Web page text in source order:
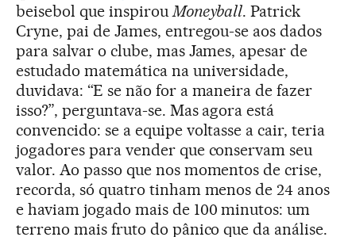
beisebol que inspirouMoneyball. Patrick
Cryne, pai de James, entregou-se aos dados
para salvar o clube, mas James, apesar de
estudado matemática na universidade,
duvidava: “E se não for a maneira de fazer
isso?”, perguntava-se. Mas agora está
convencido: se a equipe voltasse a cair, teria
jogadores para vender que conservam seu
valor. Ao passo que nos momentos de crise,
recorda, só quatro tinham menos de 24 anos
e haviam jogado mais de 100 minutos: um
terreno mais fruto do pânico que da análise.